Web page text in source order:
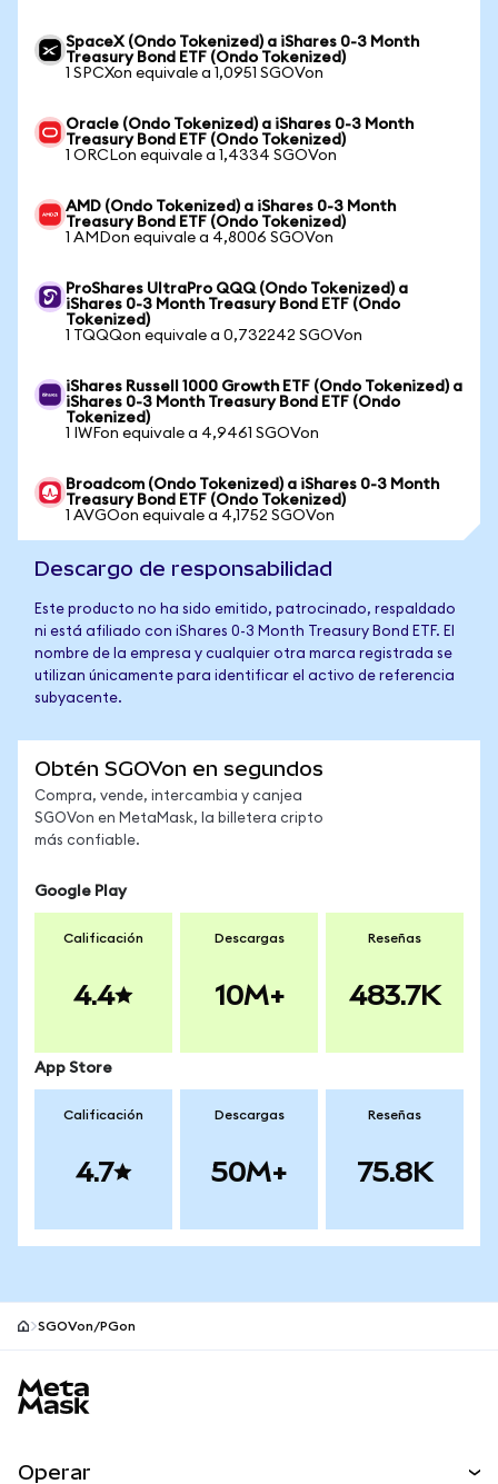
SpaceX (Ondo Tokenized) a iShares 0-3 Month
Treasury Bond ETF (Ondo Tokenized)
1 SPCXon equivale a 1,0951 SGOVon
Oracle (Ondo Tokenized) a iShares 0-3 Month
Treasury Bond ETF (Ondo Tokenized)
1 ORCLon equivale a 1,4334 SGOVon
AMD (Ondo Tokenized) a iShares 0-3 Month
Treasury Bond ETF (Ondo Tokenized)
1 AMDon equivale a 4,8006 SGOVon
ProShares UltraPro QQQ (Ondo Tokenized) a
iShares 0-3 Month Treasury Bond ETF (Ondo
Tokenized)
1 TQQQon equivale a 0,732242 SGOVon
iShares Russell 1000 Growth ETF (Ondo Tokenized) a
iShares 0-3 Month Treasury Bond ETF (Ondo
Tokenized)
1 IWFon equivale a 4,9461 SGOVon
Broadcom (Ondo Tokenized) a iShares 0-3 Month
Treasury Bond ETF (Ondo Tokenized)
1 AVGOon equivale a 4,1752 SGOVon
Descargo de responsabilidad
Este producto no ha sido emitido, patrocinado, respaldado
ni está afiliado con iShares 0-3 Month Treasury Bond ETF. El
nombre de la empresa y cualquier otra marca registrada se
utilizan únicamente para identificar el activo de referencia
subyacente.
Obtén SGOVon en segundos
Compra, vende, intercambia y canjea
SGOVon en MetaMask, la billetera cripto
más confiable.
Google Play
Calificación
4.4
Descargas
10M+
Reseñas
483.7K
App Store
Calificación
4.7
Descargas
50M+
Reseñas
75.8K
SGOVon/PGon
Operar